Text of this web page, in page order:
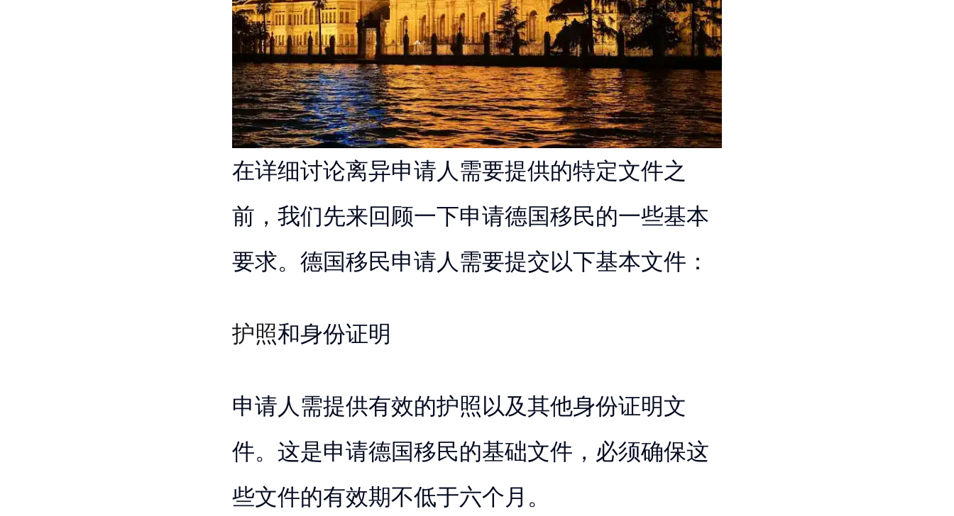
在详细讨论离异申请人需要提供的特定文件之
前，我们先来回顾一下申请德国移民的一些基本
要求。德国移民申请人需要提交以下基本文件：
护照和身份证明
申请人需提供有效的护照以及其他身份证明文
件。这是申请德国移民的基础文件，必须确保这
些文件的有效期不低于六个月。